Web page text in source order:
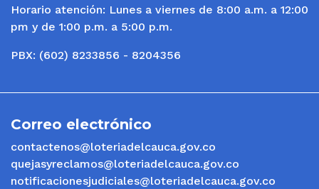
Horario atención: Lunes a viernes de 8:00 a.m. a 12:00
pm y de 1:00 p.m. a 5:00 p.m.
PBX: (602) 8233856 - 8204356
Correo electrónico
contactenos@loteriadelcauca.gov.co
quejasyreclamos@loteriadelcauca.gov.co
notificacionesjudiciales@loteriadelcauca.gov.co